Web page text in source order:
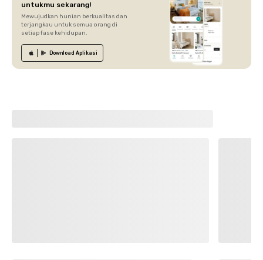
untukmu sekarang!
Mewujudkan hunian berkualitas dan
terjangkau untuk semua orang di
setiap fase kehidupan.
Download Aplikasi